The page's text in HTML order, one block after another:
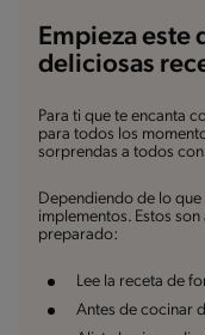
Empieza este
deliciosas
Para ti que te encanta
para todos los
sorprendas a todos
Dependiendo de lo
implementos. Estos
preparado:
Lee la receta de
Antes de cocinar